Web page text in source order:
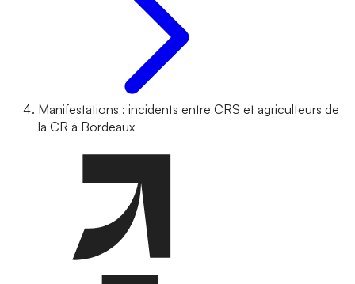
Manifestations : incidents entre CRS et agriculteurs de
la CR à Bordeaux